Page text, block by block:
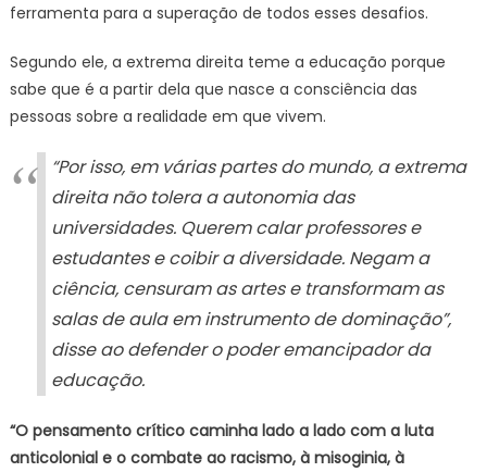
ferramenta para a superação de todos esses desafios.
Segundo ele, a extrema direita teme a educação porque
sabe que é a partir dela que nasce a consciência das
pessoas sobre a realidade em que vivem.
“Por isso, em várias partes do mundo, a extrema
direita não tolera a autonomia das
universidades. Querem calar professores e
estudantes e coibir a diversidade. Negam a
ciência, censuram as artes e transformam as
salas de aula em instrumento de dominação”,
disse ao defender o poder emancipador da
educação.
“O pensamento crítico caminha lado a lado com a luta
anticolonial e o combate ao racismo, à misoginia, à